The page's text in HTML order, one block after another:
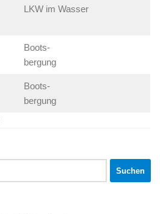
LKW im Wasser
Boots-
bergung
Boots-
bergung